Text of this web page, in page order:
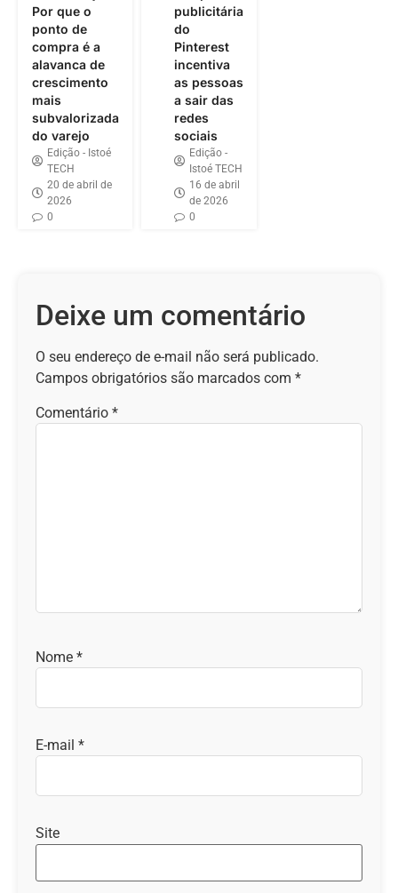
Por que o
ponto de
compra é a
alavanca de
crescimento
mais
subvalorizada
do varejo
Edição - Istoé
TECH
20 de abril de
2026
0
publicitária
do
Pinterest
incentiva
as pessoas
a sair das
redes
sociais
Edição -
Istoé TECH
16 de abril
de 2026
0
Deixe um comentário
O seu endereço de e-mail não será publicado.
Campos obrigatórios são marcados com *
Comentário *
Nome *
E-mail *
Site